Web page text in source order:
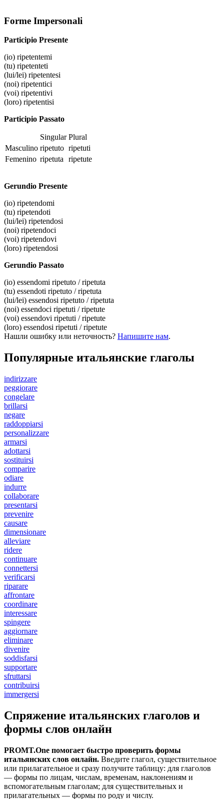
Forme Impersonali
Participio Presente
(io) ripetentemi
(tu) ripetenteti
(lui/lei) ripetentesi
(noi) ripetentici
(voi) ripetentivi
(loro) ripetentisi
Participio Passato
Singular Plural
Masculino ripetuto ripetuti
Femenino ripetuta ripetute
Gerundio Presente
(io) ripetendomi
(tu) ripetendoti
(lui/lei) ripetendosi
(noi) ripetendoci
(voi) ripetendovi
(loro) ripetendosi
Gerundio Passato
(io) essendomi ripetuto / ripetuta
(tu) essendoti ripetuto / ripetuta
(lui/lei) essendosi ripetuto / ripetuta
(noi) essendoci ripetuti / ripetute
(voi) essendovi ripetuti / ripetute
(loro) essendosi ripetuti / ripetute
Нашли ошибку или неточность? Напишите нам.
Популярные итальянские глаголы
indirizzare
peggiorare
congelare
brillarsi
negare
raddoppiarsi
personalizzare
armarsi
adottarsi
sostituirsi
comparire
odiare
indurre
collaborare
presentarsi
prevenire
causare
dimensionare
alleviare
ridere
continuare
connettersi
verificarsi
riparare
affrontare
coordinare
interessare
spingere
aggiornare
eliminare
divenire
soddisfarsi
supportare
sfruttarsi
contribuirsi
immergersi
Спряжение итальянских глаголов и
формы слов онлайн
PROMT.One помогает быстро проверить формы
итальянских слов онлайн. Введите глагол, существительное
или прилагательное и сразу получите таблицу: для глаголов
— формы по лицам, числам, временам, наклонениям и
вспомогательным глаголам; для существительных и
прилагательных — формы по роду и числу.